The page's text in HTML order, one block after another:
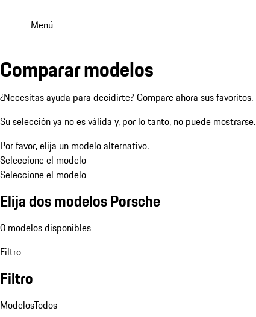
Menú
Comparar modelos
¿Necesitas ayuda para decidirte? Compare ahora sus favoritos.
Su selección ya no es válida y, por lo tanto, no puede mostrarse.
Por favor, elija un modelo alternativo.
Seleccione el modelo
Seleccione el modelo
Elija dos modelos Porsche
0 modelos disponibles
Filtro
Filtro
ModelosTodos